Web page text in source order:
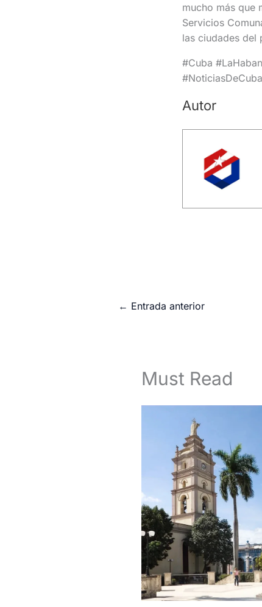
mucho más que
Servicios
las ciudades del
#Cuba
Autor
← Entrada anterior
Must Read